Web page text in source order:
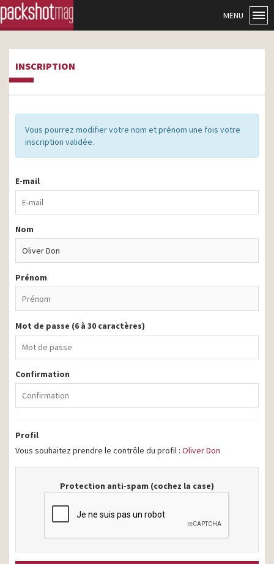
MENU
INSCRIPTION
Vous pourrez modifier votre nom et prénom une fois votre
inscription validée.
E-mail
Nom
Prénom
Mot de passe (6 à 30 caractères)
Confirmation
Profil
Vous souhaitez prendre le contrôle du profil : Oliver Don
Protection anti-spam (cochez la case)